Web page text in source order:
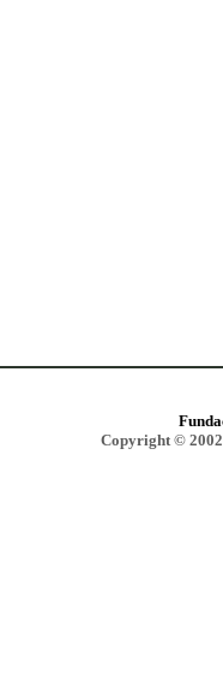
Copyright ©